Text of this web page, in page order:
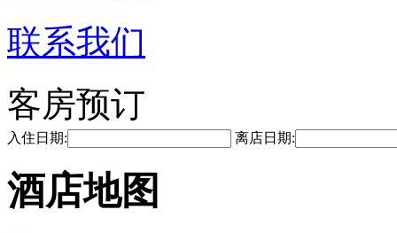
联系我们
客房预订
入住日期: 离店日期:
酒店地图